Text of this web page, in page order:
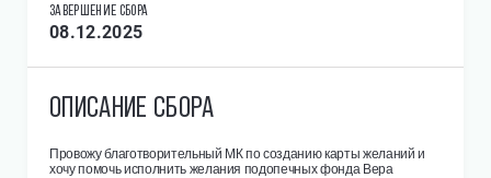
ЗАВЕРШЕНИЕ СБОРА
08.12.2025
ОПИСАНИЕ СБОРА
Провожу благотворительный МК по созданию карты желаний и
хочу помочь исполнить желания подопечных фонда Вера